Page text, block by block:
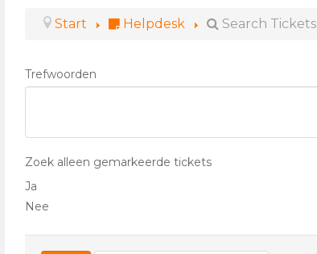
Start Helpdesk Search Tickets
Trefwoorden
Zoek alleen gemarkeerde tickets
Ja
Nee